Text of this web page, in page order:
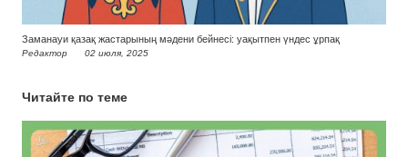
Заманауи қазақ жастарының мәдени бейнесі: уақытпен үндес ұрпақ
Редактор 02 июля, 2025
Читайте по теме